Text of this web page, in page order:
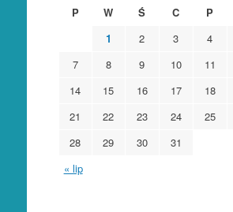
P
W Ś C P
« lip
1 2 3 4
7
8 9 10 11
14
15 16 17 18
21
22 23 24 25
28
29 30 31